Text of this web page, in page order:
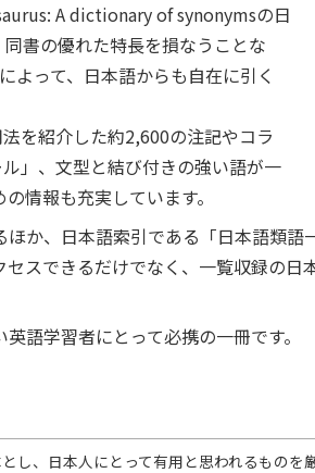
A dictionary of synonymsの日
書の優れた特長を損なうことな
よって、日本語からも自在に引く
を紹介した約2,600の注記やコラ
」、文型と結び付きの強い語が一
情報も充実しています。
か、日本語索引である「日本語類語
スできるだけでなく、一覧収録の日
語学習者にとって必携の一冊です。
し、日本人にとって有用と思われるものを